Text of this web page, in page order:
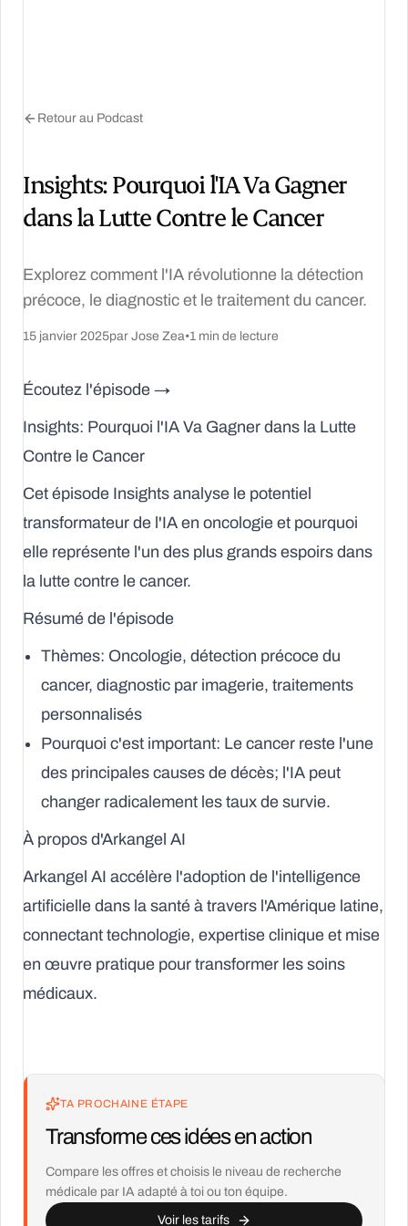
Retour au Podcast
Insights: Pourquoi l'IA Va Gagner
dans la Lutte Contre le Cancer
Explorez comment l'IA révolutionne la détection
précoce, le diagnostic et le traitement du cancer.
15 janvier 2025par Jose Zea•1 min de lecture
Écoutez l'épisode →
Insights: Pourquoi l'IA Va Gagner dans la Lutte
Contre le Cancer
Cet épisode Insights analyse le potentiel
transformateur de l'IA en oncologie et pourquoi
elle représente l'un des plus grands espoirs dans
la lutte contre le cancer.
Résumé de l'épisode
Thèmes: Oncologie, détection précoce du
cancer, diagnostic par imagerie, traitements
personnalisés
Pourquoi c'est important: Le cancer reste l'une
des principales causes de décès; l'IA peut
changer radicalement les taux de survie.
À propos d'Arkangel AI
Arkangel AI accélère l'adoption de l'intelligence
artificielle dans la santé à travers l'Amérique latine,
connectant technologie, expertise clinique et mise
en œuvre pratique pour transformer les soins
médicaux.
TA PROCHAINE ÉTAPE
Transforme ces idées en action
Compare les offres et choisis le niveau de recherche
médicale par IA adapté à toi ou ton équipe.
Voir les tarifs